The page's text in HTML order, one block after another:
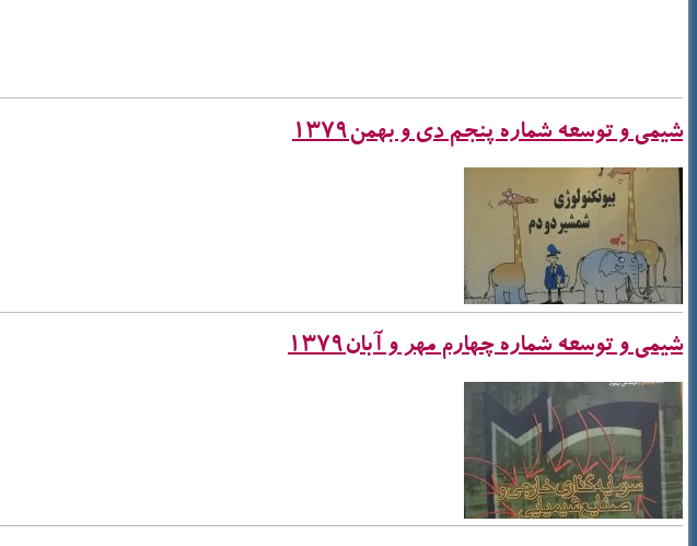
شیمی و توسعه شماره پنجم دی و بهمن1379
شیمی و توسعه شماره چهارم مهر و آبان1379